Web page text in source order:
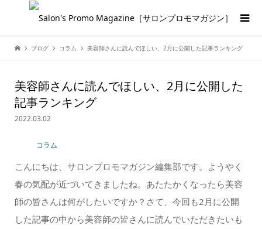
ブログ コラム 美容師さんに読んでほしい、2月に公開した記事ランキング
美容師さんに読んでほしい、2月に公開した
記事ランキング
2022.03.02
コラム
こんにちは、サロンプロモマガジン編集部です。ようやく
春の気配が近づいてきましたね。あたたかくなったら美容
師の皆さんは何がしたいですか？さて、今回も2月に公開
した記事の中から美容師の皆さんに読んでいただきたいも